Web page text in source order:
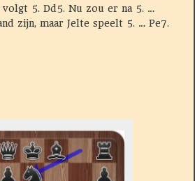
volgt 5. Dd5. Nu zou er na 5. …
zijn, maar Jelte speelt 5. … Pe7.